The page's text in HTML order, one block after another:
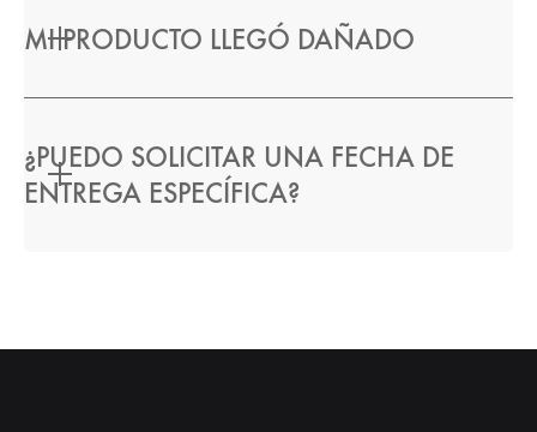
MI PRODUCTO LLEGÓ DAÑADO
¿PUEDO SOLICITAR UNA FECHA DE
ENTREGA ESPECÍFICA?